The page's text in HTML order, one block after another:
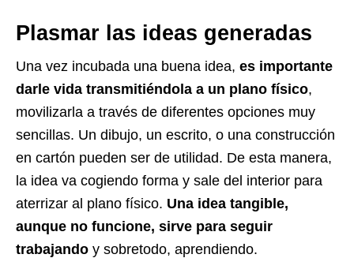
Plasmar las ideas generadas
Una vez incubada una buena idea, es importante
darle vida transmitiéndola a un plano físico,
movilizarla a través de diferentes opciones muy
sencillas. Un dibujo, un escrito, o una construcción
en cartón pueden ser de utilidad. De esta manera,
la idea va cogiendo forma y sale del interior para
aterrizar al plano físico. Una idea tangible,
aunque no funcione, sirve para seguir
trabajando y sobretodo, aprendiendo.